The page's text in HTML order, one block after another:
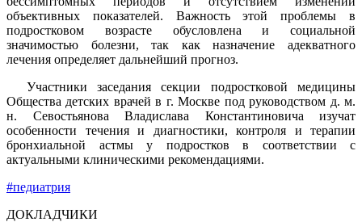
объективных показателей. Важность этой проблемы в
подростковом возрасте обусловлена и социальной
значимостью болезни, так как назначение адекватного
лечения определяет дальнейший прогноз.
Участники заседания секции подростковой медицины
Общества детских врачей в г. Москве под руководством д. м.
н. Севостьянова Владислава Константиновича изучат
особенности течения и диагностики, контроля и терапии
бронхиальной астмы у подростков в соответствии с
актуальными клиническими рекомендациями.
#педиатрия
ДОКЛАДЧИКИ